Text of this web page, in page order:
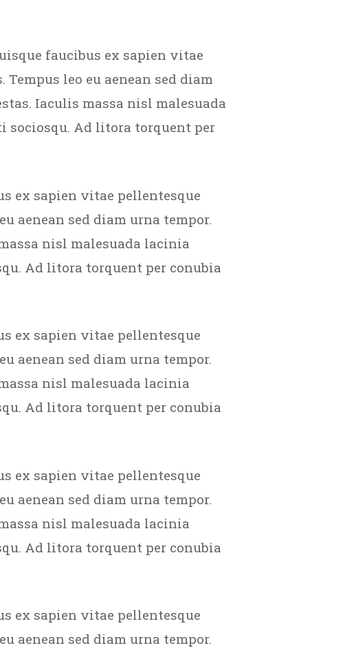
faucibus ex sapien vitae
leo eu aenean sed diam
Iaculis massa nisl malesuada
sociosqu. Ad litora torquent per
ex sapien vitae pellentesque
aenean sed diam urna tempor.
nisl malesuada lacinia
Ad litora torquent per conubia
ex sapien vitae pellentesque
aenean sed diam urna tempor.
nisl malesuada lacinia
Ad litora torquent per conubia
ex sapien vitae pellentesque
aenean sed diam urna tempor.
nisl malesuada lacinia
Ad litora torquent per conubia
ex sapien vitae pellentesque
aenean sed diam urna tempor.